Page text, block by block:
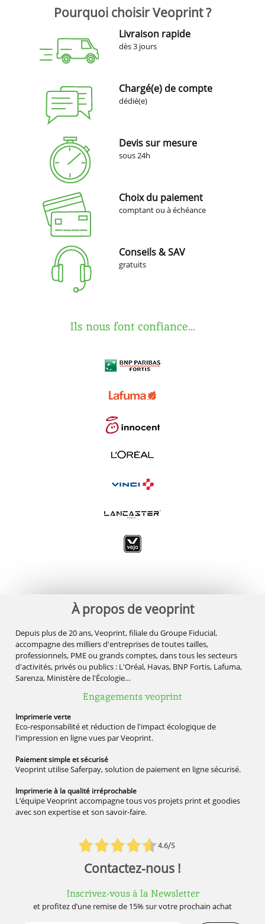
Pourquoi choisir Veoprint ?
Livraison rapide
dès 3 jours
Chargé(e) de compte
dédié(e)
Devis sur mesure
sous 24h
Choix du paiement
comptant ou à échéance
Conseils & SAV
gratuits
Ils nous font confiance...
À propos de veoprint
Depuis plus de 20 ans, Veoprint, filiale du Groupe Fiducial,
accompagne des milliers d'entreprises de toutes tailles,
professionnels, PME ou grands comptes, dans tous les secteurs
d'activités, privés ou publics : L'Oréal, Havas, BNP Fortis, Lafuma,
Sarenza, Ministère de l'Écologie…
Engagements veoprint
4.6/5
Imprimerieverte
Eco-responsabilité et réduction de l'impact écologique de
l'impression en ligne vues par Veoprint.
Paiement simpleet sécurisé
Veoprint utilise Saferpay, solution de paiement en ligne sécurisé.
Imprimerie à la qualité irréprochable
L’équipe Veoprint accompagne tous vos projets print et goodies
avec son expertise et son savoir-faire.
Contactez-nous !
Inscrivez-vous à la Newsletter
et profitez d’une remise de 15% sur votre prochain achat